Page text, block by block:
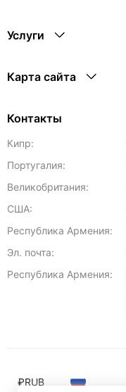
Услуги
Карта сайта
Контакты
Кипр:
Португалия:
Великобритания:
США:
Республика Армения:
Эл. почта:
Республика Армения:
₽RUB